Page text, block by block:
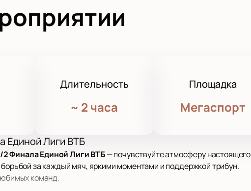
Длительность
~ 2 часа
Площадка
Мегаспорт
Единой Лиги ВТБ
Финала Единой Лиги ВТБ— почувствуйте атмосферу настоящего
за каждый мяч, яркими моментами и поддержкой трибун.
команд.